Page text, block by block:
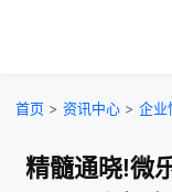
首页 > 资讯中心 > 企业
精髓通晓!微